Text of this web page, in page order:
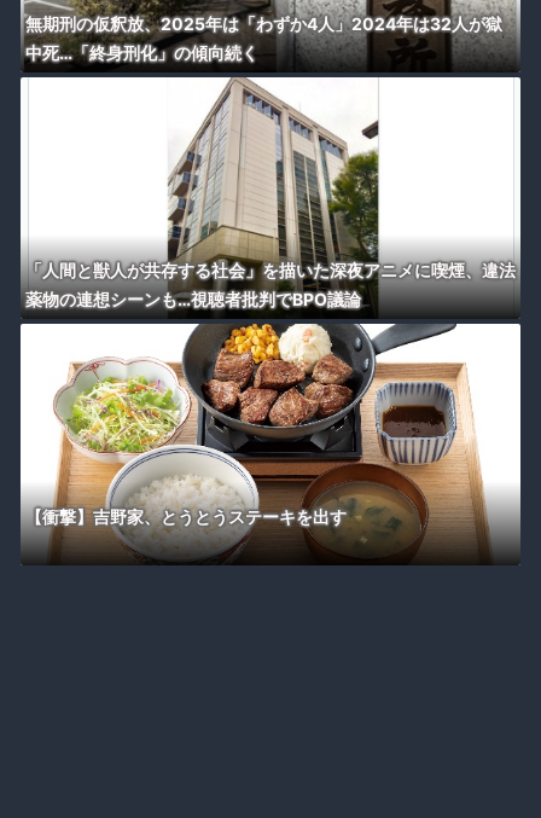
無期刑の仮釈放、2025年は「わずか4人」2024年は32人が獄
中死…「終身刑化」の傾向続く
「人間と獣人が共存する社会」を描いた深夜アニメに喫煙、違法
薬物の連想シーンも…視聴者批判でBPO議論
【衝撃】吉野家、とうとうステーキを出す